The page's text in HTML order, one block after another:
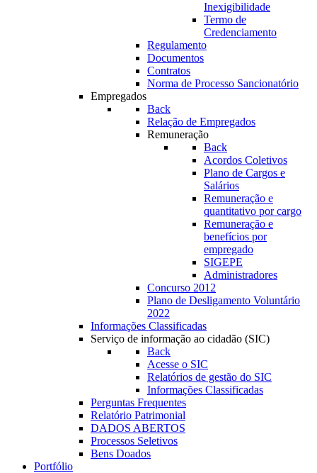
Inexigibilidade
Termo de
Credenciamento
Regulamento
Documentos
Contratos
Norma de Processo Sancionatório
Empregados
Back
Relação de Empregados
Remuneração
Back
Acordos Coletivos
Plano de Cargos e
Salários
Remuneração e
quantitativo por cargo
Remuneração e
benefícios por
empregado
SIGEPE
Administradores
Concurso 2012
Plano de Desligamento Voluntário
2022
Informações Classificadas
Serviço de informação ao cidadão (SIC)
Back
Acesse o SIC
Relatórios de gestão do SIC
Informações Classificadas
Perguntas Frequentes
Relatório Patrimonial
DADOS ABERTOS
Processos Seletivos
Bens Doados
Portfólio